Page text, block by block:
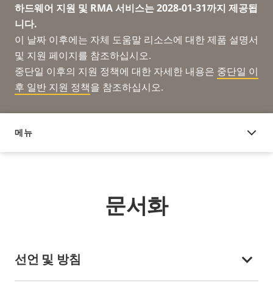
하드웨어 지원 및 RMA 서비스는 2028-01-31까지 제공됩
니다.
이 날짜 이후에는 자체 도움말 리소스에 대한 제품 설명서
및 지원 페이지를 참조하십시오.
중단일 이후의 지원 정책에 대한 자세한 내용은 중단일 이
후 일반 지원 정책을 참조하십시오.
메뉴
문서화
문서화
선언 및 방침